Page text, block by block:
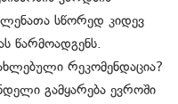
სწორედ კიდევ
წარმოადგენს.
რეკომენდაცია?
გამყარება ევროში